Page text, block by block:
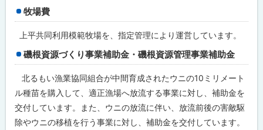
産
及
観
光
の
振
興
の
た
め
牧場費
上平共同利用模範牧場を、指定管理により運営しています。
磯根資源づくり事業補助金・磯根資源管理事業補助金
北るもい漁業協同組合が中間育成されたウニの10ミリメート
ル種苗を購入して、適正漁場へ放流する事業に対し、補助金を
交付しています。また、ウニの放流に伴い、放流前後の害敵駆
除やウニの移植を行う事業に対し、補助金を交付しています。